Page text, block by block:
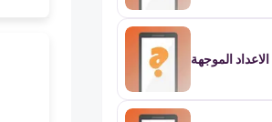
الموجهة